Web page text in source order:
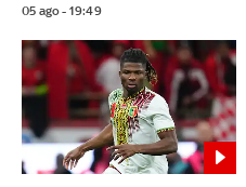
05 ago - 19:49